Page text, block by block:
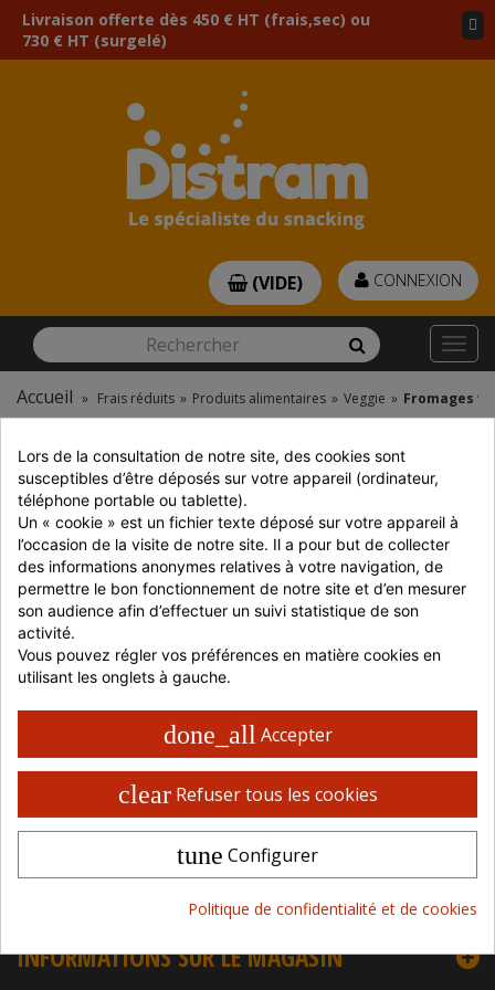
Livraison offerte dès 450 € HT (frais,sec) ou
730 € HT (surgelé)
Rechercher Rechercher
CONNEXION
(VIDE)
Accueil » Frais réduits » Produits alimentaires » Veggie » Fromages
AFFINER VOTRE RECHERCHE
Nous comprenons l'importance de proposer desalternatives
végétariennesde qualité supérieure pour les professionnels de la
restauration. Notre gamme defromages végétariensoffre une variété
d'options délicieuses qui raviront les amateurs de fromage. Que vous
recherchiez des fromages à pâte dure, des fromages à tartiner ou des
fromages fondus, nous avons ce qu'il vous faut. Offrez à vos clients des
plats savoureux et respectueux des choix alimentaires grâce à nos
fromages végétariensà frais réduits.
INFORMATIONS
CATÉGORIES
INFORMATIONS SUR LE MAGASIN
Lors de la consultation de notre site, des cookies sont
susceptibles d’être déposés sur votre appareil (ordinateur,
téléphone portable ou tablette).
Un « cookie » est un fichier texte déposé sur votre appareil à
l’occasion de la visite de notre site. Il a pour but de collecter
des informations anonymes relatives à votre navigation, de
permettre le bon fonctionnement de notre site et d’en mesurer
son audience afin d’effectuer un suivi statistique de son
activité.
Vous pouvez régler vos préférences en matière cookies en
utilisant les onglets à gauche.
done_all Accepter
clear Refuser tous les cookies
tune Configurer
Politique de confidentialité et de cookies